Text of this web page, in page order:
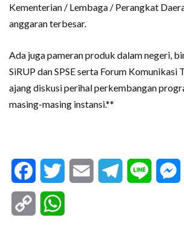
Kementerian / Lembaga / Perangkat
anggaran terbesar.
Ada juga pameran produk dalam negeri,
SiRUP dan SPSE serta Forum
ajang diskusi perihal perkembangan
masing-masing instansi.**
FacebookTwitter Email Telegram
Line
Copy